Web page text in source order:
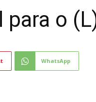
para o
WhatsApp